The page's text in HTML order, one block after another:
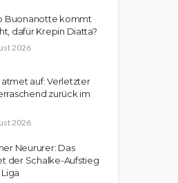
Buonanotte kommt
dafür Krepin Diatta?
2026
auf: Verletzter
zurück im
2026
Neururer: Das
der Schalke-Aufstieg